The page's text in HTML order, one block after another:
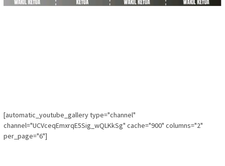
[automatic_youtube_gallery type="channel"
channel="UCVceqEmxrqE5Sig_wQLKkSg" cache="900" columns="2"
per_page="6"]